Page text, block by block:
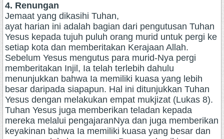
4. Renungan
Jemaat yang dikasihi Tuhan,
ayat harian ini adalah bagian dari pengutusan Tuhan
Yesus kepada tujuh puluh orang murid untuk pergi ke
setiap kota dan memberitakan Kerajaan Allah.
Sebelum Yesus mengutus para murid-Nya pergi
memberitakan Injil, Ia telah terlebih dahulu
menunjukkan bahwa Ia memiliki kuasa yang lebih
besar daripada siapapun. Hal ini ditunjukkan Tuhan
Yesus dengan melakukan empat mukjizat (Lukas 8).
Tuhan Yesus juga memberikan teladan kepada
mereka melalui pengajaranNya dan juga memberikan
keyakinan bahwa Ia memiliki kuasa yang besar dan